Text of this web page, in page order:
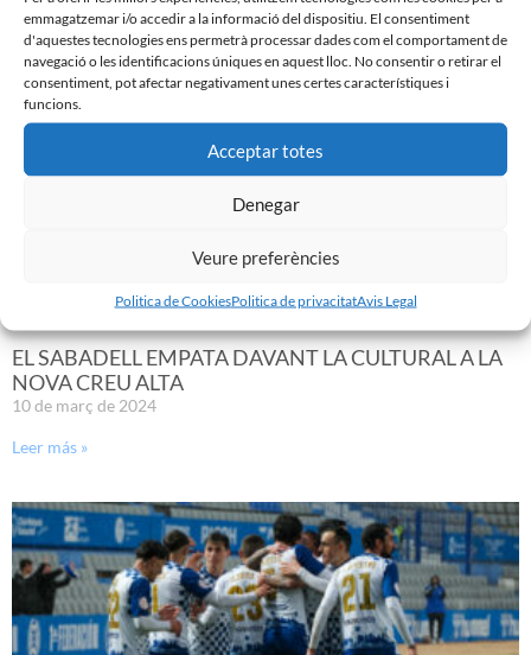
emmagatzemar i/o accedir a la informació del dispositiu. El consentiment
d'aquestes tecnologies ens permetrà processar dades com el comportament de
navegació o les identificacions úniques en aquest lloc. No consentir o retirar el
consentiment, pot afectar negativament unes certes característiques i
funcions.
Acceptar totes
Denegar
Veure preferències
Politica de CookiesPolitica de privacitatAvis Legal
Noticias Relacionadas
EL SABADELL EMPATA DAVANT LA CULTURAL A LA
NOVA CREU ALTA
10 de març de 2024
Leer más »